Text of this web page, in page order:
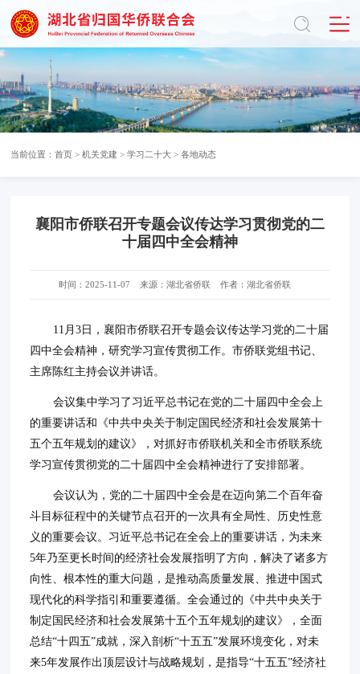
当前位置：首页 >机关党建 >学习二十大 >各地动态
襄阳市侨联召开专题会议传达学习贯彻党的二
十届四中全会精神
时间：2025-11-07 来源：湖北省侨联 作者：湖北省侨联
11月3日，襄阳市侨联召开专题会议传达学习党的二十届
四中全会精神，研究学习宣传贯彻工作。市侨联党组书记、
主席陈红主持会议并讲话。
会议集中学习了习近平总书记在党的二十届四中全会上
的重要讲话和《中共中央关于制定国民经济和社会发展第十
五个五年规划的建议》，对抓好市侨联机关和全市侨联系统
学习宣传贯彻党的二十届四中全会精神进行了安排部署。
会议认为，党的二十届四中全会是在迈向第二个百年奋
斗目标征程中的关键节点召开的一次具有全局性、历史性意
义的重要会议。习近平总书记在全会上的重要讲话，为未来
5年乃至更长时间的经济社会发展指明了方向，解决了诸多方
向性、根本性的重大问题，是推动高质量发展、推进中国式
现代化的科学指引和重要遵循。全会通过的《中共中央关于
制定国民经济和社会发展第十五个五年规划的建议》，全面
总结“十四五”成就，深入剖析“十五五”发展环境变化，对未
来5年发展作出顶层设计与战略规划，是指导“十五五”经济社